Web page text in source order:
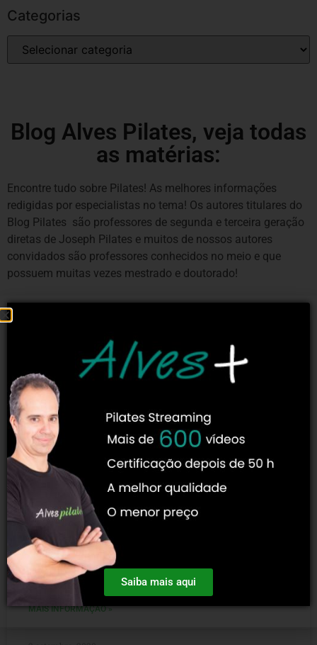
Categorias
Blog Alves Pilates, veja todas
as matérias:
Encontre tudo sobre Pilates! As melhores informações
redigidas por especialistas no tema! Os autores titulares do
Blog Pilates são professores de segunda e terceira geração
diretas de Joseph Pilates e muitos de nossos autores
convidados são professores conhecidos no meio e que
possuem muitas vezes mestrado e doutorado!
10 dicas de livros de pilates
10 dicas de livros de pilates é um artigo criado com o intuito
de oferecer uma visão universal do método pilates. Tudo
isso através de
MAIS INFORMAÇÃO »
Saiba mais aqui